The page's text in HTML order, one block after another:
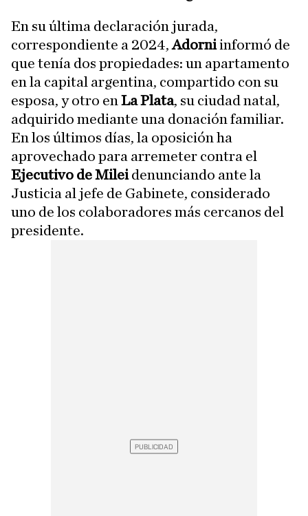
En su última declaración jurada,
correspondiente a 2024,Adorniinformó de
que tenía dos propiedades: un apartamento
en la capital argentina, compartido con su
esposa, y otro en La Plata, su ciudad natal,
adquirido mediante una donación familiar.
En los últimos días, la oposición ha
aprovechado para arremeter contra el
Ejecutivo de Mileidenunciando ante la
Justicia al jefe de Gabinete, considerado
uno de los colaboradores más cercanos del
presidente.